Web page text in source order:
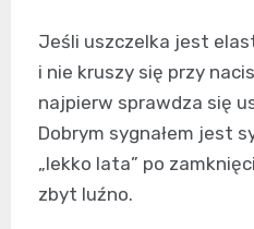
Jeśli uszczelka jest
i nie kruszy się przy
najpierw sprawdza się
Dobrym sygnałem jest
„lekko lata” po
zbyt luźno.